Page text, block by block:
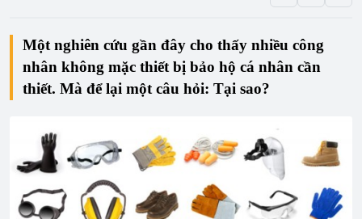
Một nghiên cứu gần đây cho thấy nhiều công
nhân không mặc thiết bị bảo hộ cá nhân cần
thiết. Mà để lại một câu hỏi: Tại sao?